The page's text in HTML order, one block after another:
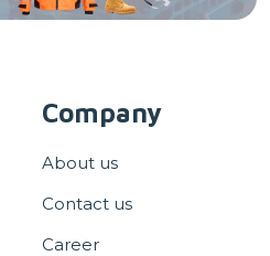
Company
About us
Contact us
Career